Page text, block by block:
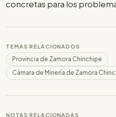
concretas para los
TEMAS RELACIONADOS
Provincia de Zamora Chinchipe
Cámara de Minería de Zamora
NOTAS RELACIONADAS